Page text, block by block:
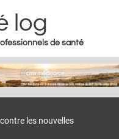
log
de santé
les nouvelles